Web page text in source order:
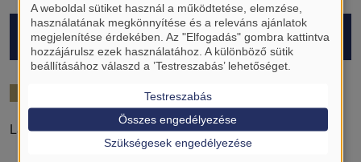
HALLGATÓK
Laczkó Dávid
A weboldal sütiket használ a működtetése, elemzése,
használatának megkönnyítése és a releváns ajánlatok
megjelenítése érdekében. Az "Elfogadás" gombra kattintva
hozzájárulsz ezek használatához. A különböző sütik
beállításához válaszd a ’Testreszabás’ lehetőséget.
Testreszabás
Szükségesek engedélyezése
Összes engedélyezése